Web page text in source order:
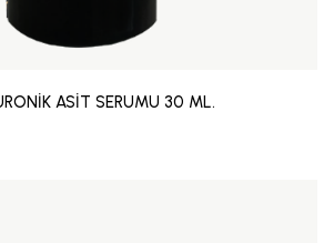
ASİT SERUMU 30 ML.